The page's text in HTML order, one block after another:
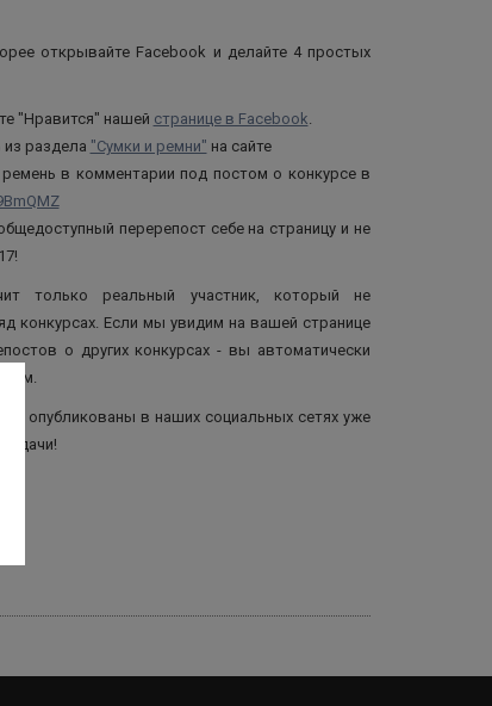
открывайте Facebook и делайте 4 простых
"Нравится" нашей странице в Facebook.
раздела "Сумки и ремни" на сайте
в комментарии под постом о конкурсе в
перерепост себе на страницу и не
только реальный участник, который не
конкурсах. Если мы увидим на вашей странице
о других конкурсах - вы автоматически
опубликованы в наших социальных сетях уже
удачи!